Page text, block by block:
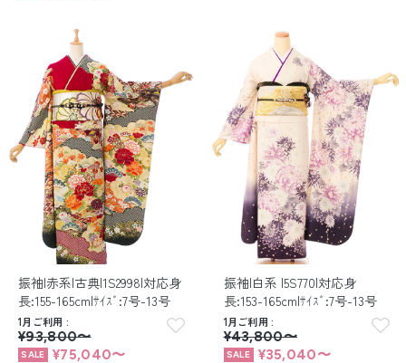
振袖|赤系|古典|1S2998|対応身
長:155-165cm|ｻｲｽﾞ:7号-13号
1月ご利用
¥93,800〜
¥75,040〜
振袖|白系 |5S770|対応身
長:153-165cm|ｻｲｽﾞ:7号-13号
1月ご利用
¥43,800〜
¥35,040〜